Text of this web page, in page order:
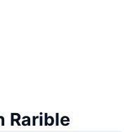
Rarible